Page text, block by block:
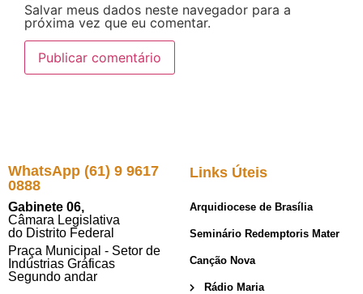
Salvar meus dados neste navegador para a
próxima vez que eu comentar.
WhatsApp (61) 9 9617
0888
Gabinete 06,
Câmara Legislativa
do Distrito Federal
Praça Municipal - Setor de
Indústrias Gráficas
Segundo andar
Links Úteis
Arquidiocese de Brasília
Seminário Redemptoris Mater
Canção Nova
Rádio Maria